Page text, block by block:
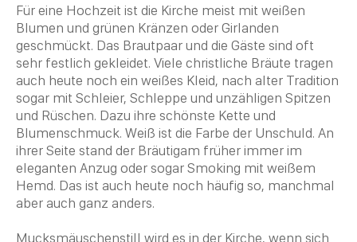
Für eine Hochzeit ist die Kirche meist mit weißen
Blumen und grünen Kränzen oder Girlanden
geschmückt. Das Brautpaar und die Gäste sind oft
sehr festlich gekleidet. Viele christliche Bräute tragen
auch heute noch ein weißes Kleid, nach alter Tradition
sogar mit Schleier, Schleppe und unzähligen Spitzen
und Rüschen. Dazu ihre schönste Kette und
Blumenschmuck. Weiß ist die Farbe der Unschuld. An
ihrer Seite stand der Bräutigam früher immer im
eleganten Anzug oder sogar Smoking mit weißem
Hemd. Das ist auch heute noch häufig so, manchmal
aber auch ganz anders.
Mucksmäuschenstill wird es in der Kirche, wenn sich